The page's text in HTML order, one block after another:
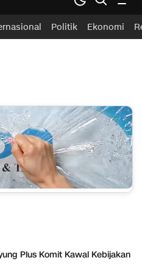
Politik Ekonomi
Plus Komit Kawal Kebijakan